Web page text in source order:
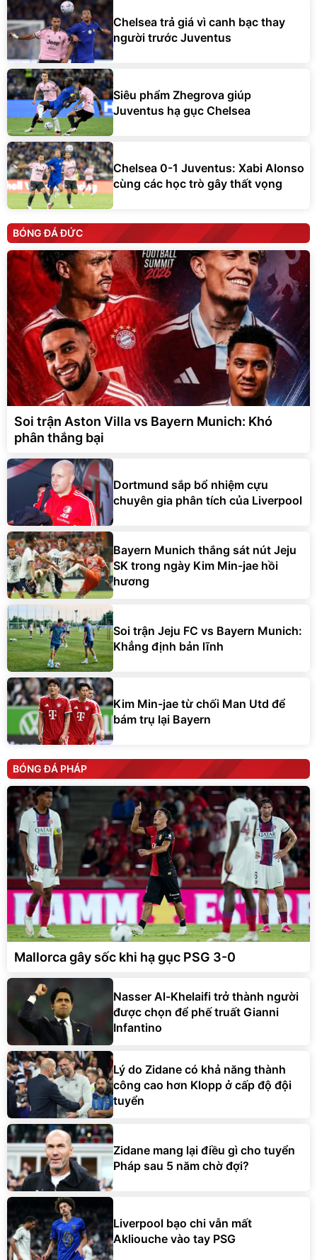
Chelsea trả giá vì canh bạc thay
người trước Juventus
Siêu phẩm Zhegrova giúp
Juventus hạ gục Chelsea
Chelsea 0-1 Juventus: Xabi Alonso
cùng các học trò gây thất vọng
BÓNG ĐÁ ĐỨC
Soi trận Aston Villa vs Bayern Munich: Khó
phân thắng bại
Dortmund sắp bổ nhiệm cựu
chuyên gia phân tích của Liverpool
Bayern Munich thắng sát nút Jeju
SK trong ngày Kim Min-jae hồi
hương
Soi trận Jeju FC vs Bayern Munich:
Khẳng định bản lĩnh
Kim Min-jae từ chối Man Utd để
bám trụ lại Bayern
BÓNG ĐÁ PHÁP
Mallorca gây sốc khi hạ gục PSG 3-0
Nasser Al-Khelaifi trở thành người
được chọn để phế truất Gianni
Infantino
Lý do Zidane có khả năng thành
công cao hơn Klopp ở cấp độ đội
tuyển
Zidane mang lại điều gì cho tuyển
Pháp sau 5 năm chờ đợi?
Liverpool bạo chi vẫn mất
Akliouche vào tay PSG